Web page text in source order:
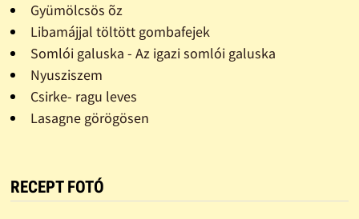
Gyümölcsös õz
Libamájjal töltött gombafejek
Somlói galuska - Az igazi somlói galuska
Nyusziszem
Csirke- ragu leves
Lasagne görögösen
RECEPT FOTÓ